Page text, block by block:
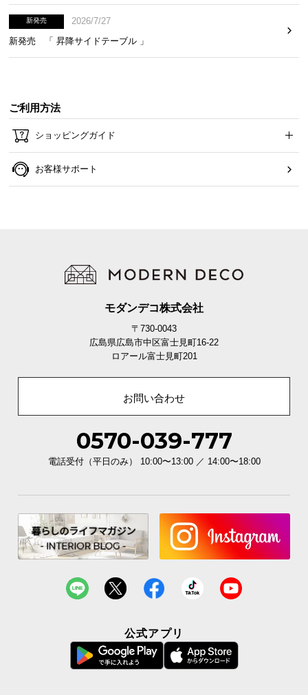
新発売
2026/7/27
新発売 「 昇降サイドテーブル 」
ご利用方法
ショッピングガイド
お客様サポート
モダンデコ株式会社
〒730-0043
広島県広島市中区富士見町16-22
ロアール富士見町201
お問い合わせ
0570-039-777
電話受付（平日のみ） 10:00〜13:00 ／ 14:00〜18:00
公式アプリ